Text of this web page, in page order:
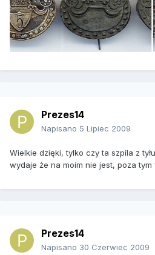
Prezes14
Napisano 5 Lipiec 2009
Wielkie dzięki, tylko czy ta szpila z
wydaje że na moim nie jest, poza tym
Prezes14
Napisano 30 Czerwiec 2009